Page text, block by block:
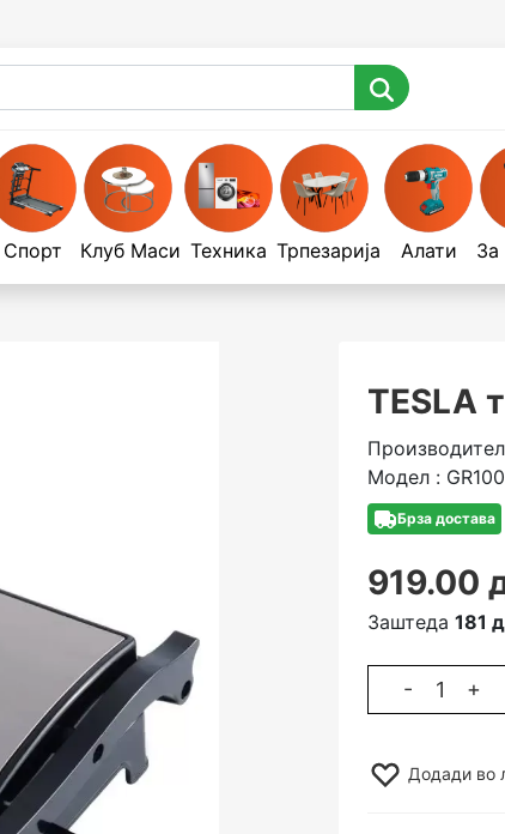
Спорт Клуб Маси Техника Трпезарија Алати
TESLA
Модел :
Брза достава
919.00
Заштеда 181
- +
Додади во